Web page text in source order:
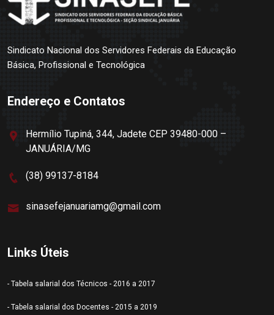
Sindicato Nacional dos Servidores Federais da Educação
Básica, Profissional e Tecnológica
Endereço e Contatos
Hermílio Tupiná, 344, Jadete CEP 39480-000 –
JANUÁRIA/MG
(38) 99137-8184
sinasefejanuariamg@gmail.com
Links Úteis
- Tabela salarial dos Técnicos - 2016 a 2017
- Tabela salarial dos Docentes - 2015 a 2019